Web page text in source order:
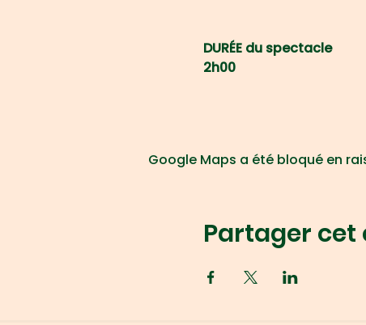
DURÉE du spectacle
2h00
Google Maps a été bloqué en
Partager